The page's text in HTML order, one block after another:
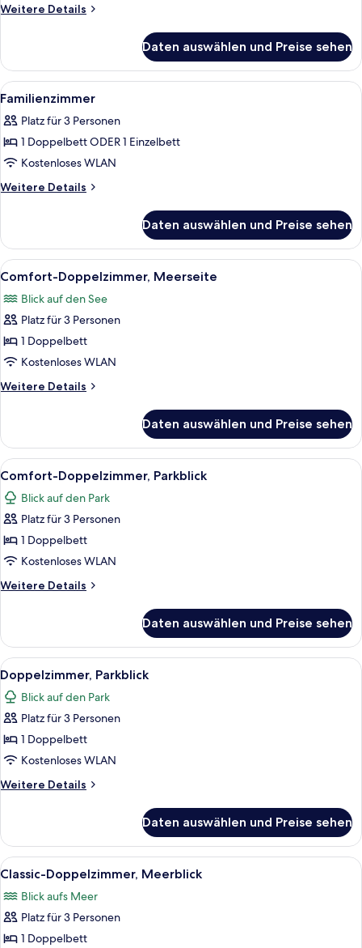
Weitere Details
Weitere
2 Schlafzimmer
Daten auswählen und Preise sehen
Alle
Fotos
für
Familienzimmer
anzeigen
Ein Hotelzimmer mit zwei Betten,
2
Familienzimmer
Platz für 3 Personen
1 Doppelbett ODER 1 Einzelbett
Kostenloses WLAN
Weitere Details
Weitere
Daten auswählen und Preise sehen
Alle
Fotos
für
Comfort-
Doppelzimmer,
Meerseite
anzeigen
Ein Hotelzimmer mit einem Bett,
2
Comfort-Doppelzimmer, Meerseite
Blick auf den See
Platz für 3 Personen
1 Doppelbett
Kostenloses WLAN
Weitere Details
Weitere
Doppelzimmer,
Meerseite
Daten auswählen und Preise sehen
Alle
Fotos
für
Comfort-
Doppelzimmer,
Parkblick
anzeigen
Ein Hotelzimmer mit einem Bett,
1
Comfort-Doppelzimmer, Parkblick
Blick auf den Park
Platz für 3 Personen
1 Doppelbett
Kostenloses WLAN
Weitere Details
Weitere
Doppelzimmer,
Parkblick
Daten auswählen und Preise sehen
Alle
Fotos
für
Doppelzimmer,
Parkblick
anzeigen
Ein Hotelzimmer mit Bett,
1
Doppelzimmer, Parkblick
Blick auf den Park
Platz für 3 Personen
1 Doppelbett
Kostenloses WLAN
Weitere Details
Weitere
Parkblick
Daten auswählen und Preise sehen
Alle
Fotos
für
Classic-
Doppelzimmer,
Ein Zimmer mit einem Bett, einem
2
Classic-Doppelzimmer, Meerblick
Blick aufs Meer
Platz für 3 Personen
1 Doppelbett